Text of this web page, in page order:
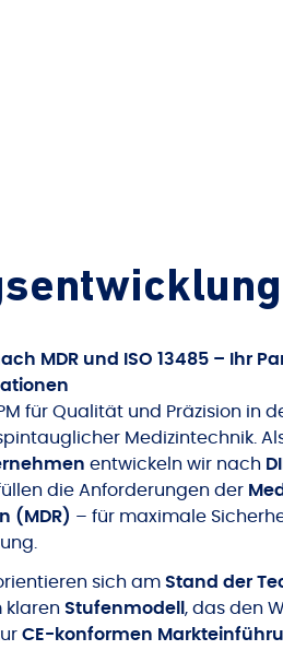
MDR und ISO 13485 – Ihr
für Qualität und Präzision in
Medizintechnik.
entwickeln wir nach
die Anforderungen der
(MDR) – für maximale
sich am Stand der
klaren Stufenmodell , das den
CE-konformen